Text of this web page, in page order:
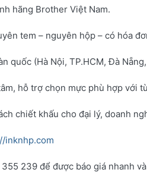
hãng Brother Việt Nam.
tem – nguyên hộp – có hóa
quốc (Hà Nội, TP.HCM, Đà
hỗ trợ chọn mực phù hợp với
chiết khấu cho đại lý, doanh
inknhp.com
239 để được báo giá nhanh